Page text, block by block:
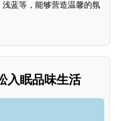
蓝等，能够营造温馨的氛
入眠品味生活